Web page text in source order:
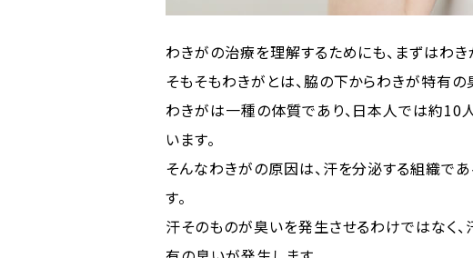
わきがの治療を理解するためにも、まずはわ
そもそもわきがとは、脇の下からわきが特有
わきがは一種の体質であり、日本人では約10
います。
そんなわきがの原因は、汗を分泌する組織で
す。
汗そのものが臭いを発生させるわけではなく